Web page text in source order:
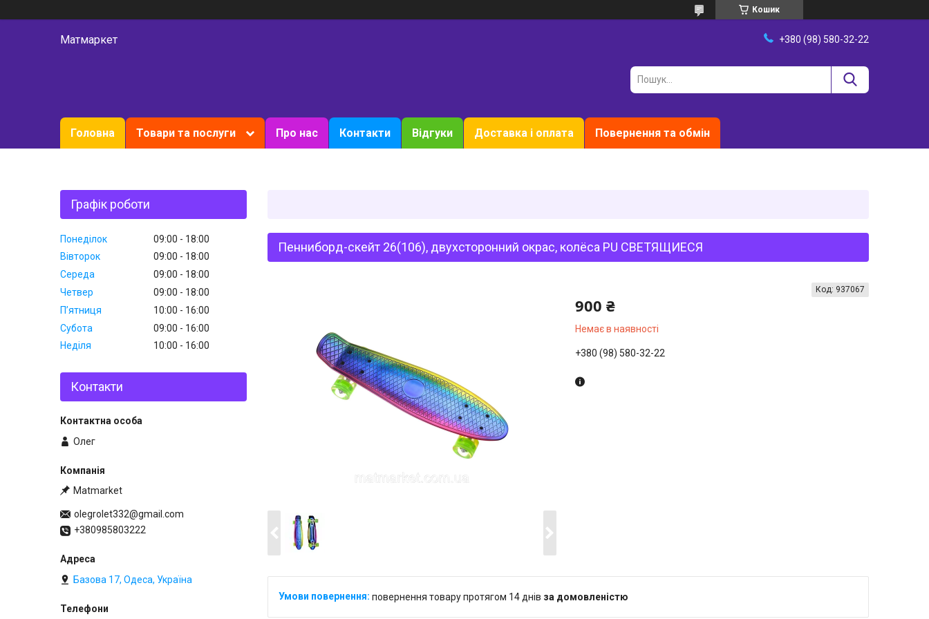
Кошик
Матмаркет +380 (98) 580-32-22
Головна Товари та послуги Про нас Контакти Відгуки Доставка і оплата Повернення та обмін
Пенниборд-скейт 26(106), двухсторонний окрас, колёса PU СВЕТЯЩИЕСЯ
900 ₴
Немає в наявності
Код: 937067
+380 (98) 580-32-22
повернення товару протягом 14 днів за домовленістю
Графік роботи
Понеділок 09:00
18:00
Вівторок
09:00
18:00
Середа
09:00
18:00
Четвер
09:00
18:00
Пʼятниця
10:00
16:00
Субота
09:00
16:00
Неділя
10:00 16:00
Контакти
Олег
Matmarket
olegrolet332@gmail.com
+380985803222
Базова 17, Одеса, Україна